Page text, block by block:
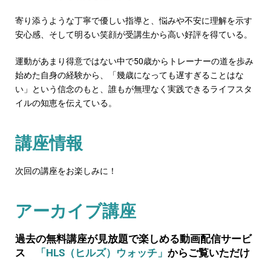
寄り添うような丁寧で優しい指導と、悩みや不安に理解を示す
安心感、そして明るい笑顔が受講生から高い好評を得ている。
運動があまり得意ではない中で50歳からトレーナーの道を歩み
始めた自身の経験から、「幾歳になっても遅すぎることはな
い」という信念のもと、誰もが無理なく実践できるライフスタ
イルの知恵を伝えている。
講座情報
次回の講座をお楽しみに！
アーカイブ講座
過去の無料講座が見放題で楽しめる動画配信サービ
ス
「HLS（ヒルズ）ウォッチ」 からご覧いただけ